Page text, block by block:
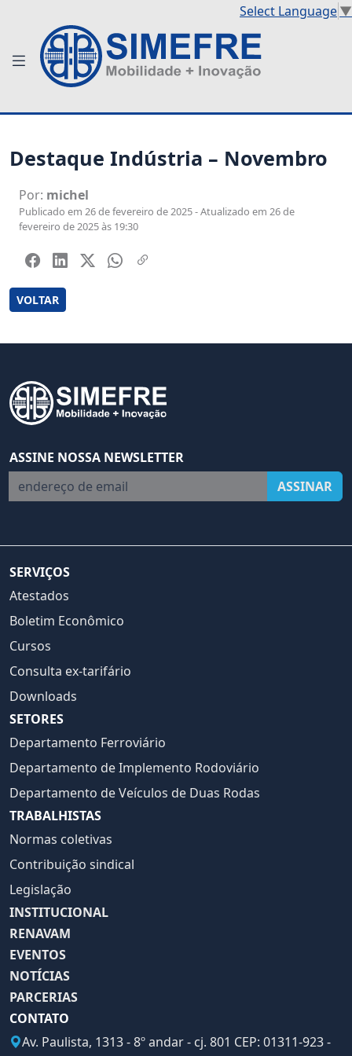
Select Language▼
Destaque Indústria – Novembro
Por: michel
Publicado em 26 de fevereiro de 2025 - Atualizado em 26 de
fevereiro de 2025 às 19:30
VOLTAR
ASSINE NOSSA NEWSLETTER
endereço de email
ASSINAR
SERVIÇOS
Atestados
Boletim Econômico
Cursos
Consulta ex-tarifário
Downloads
SETORES
Departamento Ferroviário
Departamento de Implemento Rodoviário
Departamento de Veículos de Duas Rodas
TRABALHISTAS
Normas coletivas
Contribuição sindical
Legislação
INSTITUCIONAL
RENAVAM
EVENTOS
NOTÍCIAS
PARCERIAS
CONTATO
Av. Paulista, 1313 - 8º andar - cj. 801 CEP: 01311-923 -